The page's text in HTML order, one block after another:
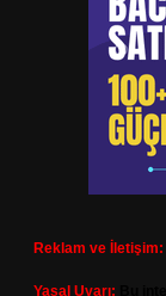
Reklam ve İletişim:
Yasal Uyarı: